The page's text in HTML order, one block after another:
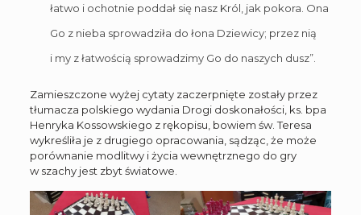
łatwo i ochotnie poddał się nasz Król, jak pokora. Ona
Go z nieba sprowadziła do łona Dziewicy; przez nią
i my z łatwością sprowadzimy Go do naszych dusz”.
Zamieszczone wyżej cytaty zaczerpnięte zostały przez
tłumacza polskiego wydania Drogi doskonałości, ks. bpa
Henryka Kossowskiego z rękopisu, bowiem św. Teresa
wykreśliła je z drugiego opracowania, sądząc, że może
porównanie modlitwy i życia wewnętrznego do gry
w szachy jest zbyt światowe.